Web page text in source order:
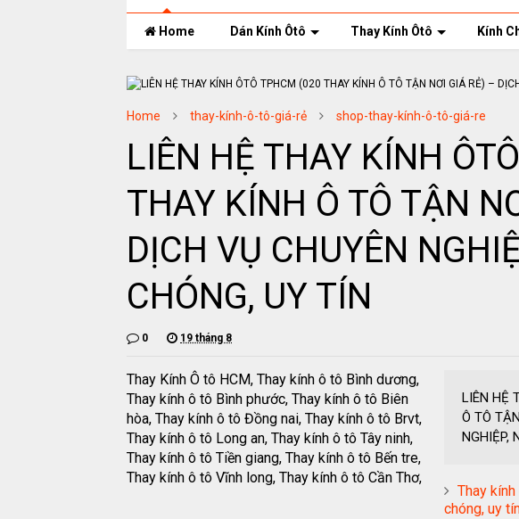
Home Dán Kính Ôtô Thay Kính Ôtô Kính
Home thay-kính-ô-tô-giá-rẻ shop-thay-kính-ô-tô-giá-re
LIÊN HỆ THAY KÍNH
THAY KÍNH Ô TÔ TẬN
DỊCH VỤ CHUYÊN
CHÓNG, UY TÍN
0 19 tháng 8
Thay Kính Ô tô HCM, Thay kính ô tô Bình dương,
Thay kính ô tô Bình phước, Thay kính ô tô Biên
hòa, Thay kính ô tô Đồng nai, Thay kính ô tô Brvt,
Thay kính ô tô Long an, Thay kính ô tô Tây ninh,
Thay kính ô tô Tiền giang, Thay kính ô tô Bến tre,
Thay kính ô tô Vĩnh long, Thay kính ô tô Cần Thơ,
LIÊN HỆ
Ô TÔ
NGHIỆP,
Thay
chóng, uy